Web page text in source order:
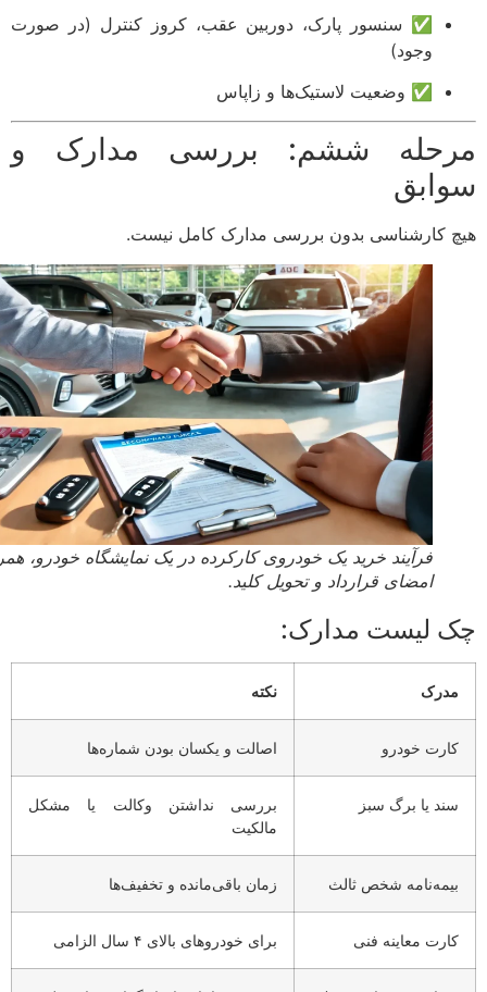
✅ سنسور پارک، دوربین عقب، کروز کنترل (در صورت
وجود)
✅ وضعیت لاستیک‌ها و زاپاس
ششم: بررسی مدارک و
کارشناسی بدون بررسی مدارک کامل نیست.
فرآیند خرید یک خودروی کارکرده در یک نمایشگاه خودرو، همراه با
امضای قرارداد و تحویل کلید.
لیست مدارک:
خودرو اصالت و یکسان بودن شماره‌ها
یا برگ سبز
بررسی نداشتن وکالت یا مشکل
مالکیت
شخص ثالث زمان باقی‌مانده و تخفیف‌ها
معاینه فنی برای خودروهای بالای ۴ سال الزامی